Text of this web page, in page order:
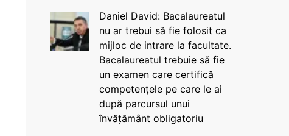
Daniel David: Bacalaureatul
nu ar trebui să fie folosit ca
mijloc de intrare la facultate.
Bacalaureatul trebuie să fie
un examen care certifică
competențele pe care le ai
după parcursul unui
învățământ obligatoriu